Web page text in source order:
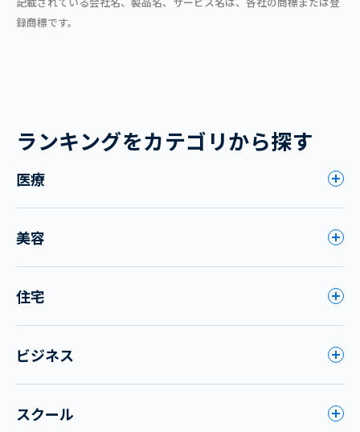
録商標です。
ランキングをカテゴリから探す
医療
美容
住宅
ビジネス
スクール